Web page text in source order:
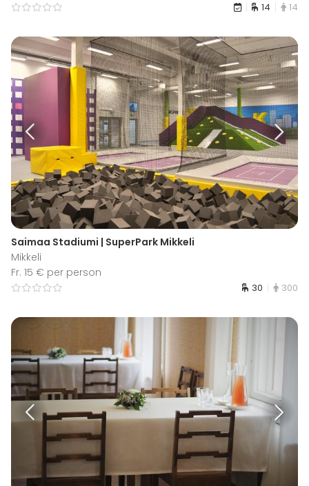
14 14
Saimaa Stadiumi | SuperPark Mikkeli
Mikkeli
Fr. 15 € per person
30 300